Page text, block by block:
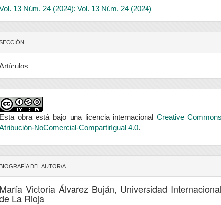
Vol. 13 Núm. 24 (2024): Vol. 13 Núm. 24 (2024)
SECCIÓN
Artículos
Esta obra está bajo una licencia internacional Creative Commons
Atribución-NoComercial-CompartirIgual 4.0.
BIOGRAFÍA DEL AUTOR/A
María Victoria Álvarez Buján, Universidad Internacional
de La Rioja